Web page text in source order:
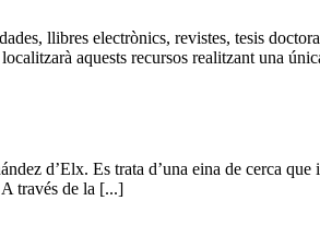
llibres electrònics, revistes, tesis
aquests recursos realitzant una
d’Elx. Es trata d’una eina de cerca
través de la [...]